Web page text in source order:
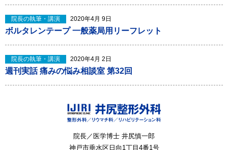
院長の執筆・講演 2020年4月 9日
ボルタレンテープ 一般薬局用リーフレット
院長の執筆・講演 2020年4月 2日
週刊実話 痛みの悩み相談室 第32回
院長／医学博士 井尻慎一郎
神戸市垂水区日向1丁目4番1号